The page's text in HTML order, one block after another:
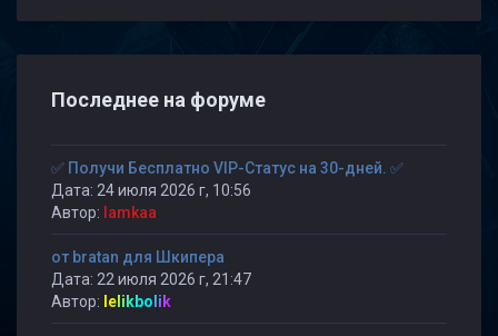
Последнее на форуме
✅ Получи Бесплатно VIP-Статус на 30-дней. ✅
Дата: 24 июля 2026 г, 10:56
Автор: lamkaa
от bratan для Шкипера
Дата: 22 июля 2026 г, 21:47
Автор: lelikbolik